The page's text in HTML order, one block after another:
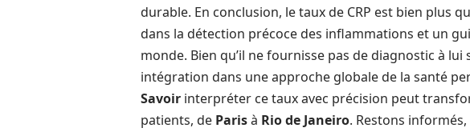
durable. En conclusion, le taux de CRP est bien plus
dans la détection précoce des inflammations et un
monde. Bien qu’il ne fournisse pas de diagnostic à
intégration dans une approche globale de la santé
Savoir interpréter ce taux avec précision peut
patients, de Parisà Rio de Janeiro. Restons